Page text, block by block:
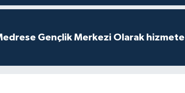
Gençlik Merkezi Olarak hizmete